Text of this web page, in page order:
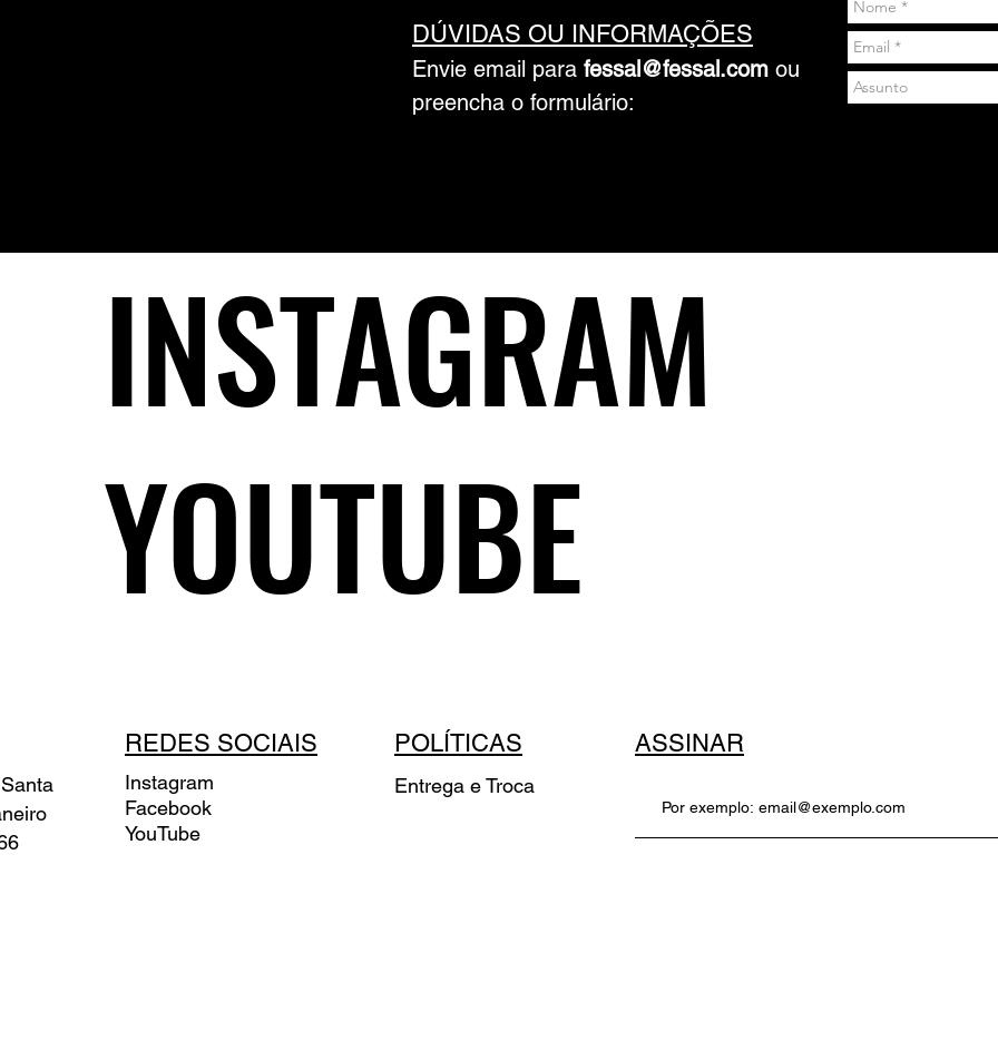
DÚVIDAS OU INFORMAÇÕES
Envie email para fessal@fessal.com ou
preencha o formulário:
INSTAGRAM
YOUTUBE
REDES SOCIAIS
Instagram
Facebook
YouTube
POLÍTICAS ASSINAR
Entrega e Troca